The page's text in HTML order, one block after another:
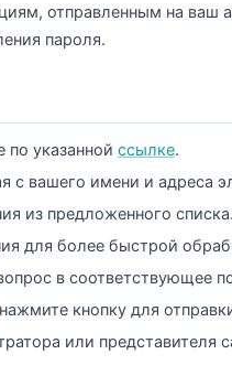
отправленным на ваш
пароля.
по указанной ссылке.
с вашего имени и адреса
из предложенного списка.
для более быстрой
в соответствующее
кнопку для
или представителя